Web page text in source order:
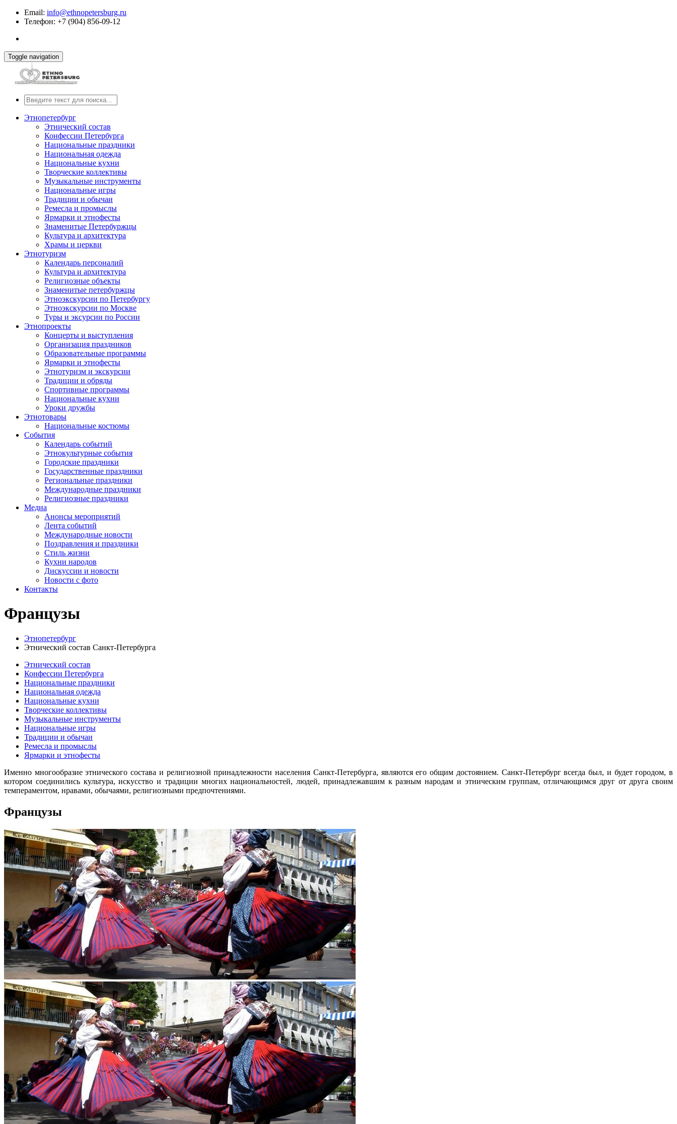
Email: info@ethnopetersburg.ru
Телефон: +7 (904) 856-09-12
Toggle navigation
Этнопетербург
Этнический состав
Конфессии Петербурга
Национальные праздники
Национальная одежда
Национальные кухни
Творческие коллективы
Музыкальные инструменты
Национальные игры
Традиции и обычаи
Ремесла и промыслы
Ярмарки и этнофесты
Знаменитые Петербуржцы
Культура и архитектура
Храмы и церкви
Этнотуризм
Календарь персоналий
Культура и архитектура
Религиозные объекты
Знаменитые петербуржцы
Этноэкскурсии по Петербургу
Этноэкскурсии по Москве
Туры и эксурсии по России
Этнопроекты
Концерты и выступления
Организация праздников
Образовательные программы
Ярмарки и этнофесты
Этнотуризм и экскурсии
Традиции и обряды
Спортивные программы
Национальные кухни
Уроки дружбы
Этнотовары
Национальные костюмы
События
Календарь событий
Этнокультурные события
Городские праздники
Государственные праздники
Региональные праздники
Международные праздники
Религиозные праздники
Медиа
Анонсы мероприятий
Лента событий
Международные новости
Поздравления и праздники
Cтиль жизни
Кухни народов
Дискуссии и новости
Новости с фото
Контакты
Французы
Этнопетербург
Этнический состав Санкт-Петербурга
Этнический состав
Конфессии Петербурга
Национальные праздники
Национальная одежда
Национальные кухни
Творческие коллективы
Музыкальные инструменты
Национальные игры
Традиции и обычаи
Ремесла и промыслы
Ярмарки и этнофесты
Именно многообразие этнического состава и религиозной принадлежности населения Санкт-Петербурга, являются его общим достоянием. Санкт-Петербург всегда был, и будет городом, в
котором соединились культура, искусство и традиции многих национальностей, людей, принадлежавшим к разным народам и этническим группам, отличающимся друг от друга своим
темпераментом, нравами, обычаями, религиозными предпочтениями.
Французы